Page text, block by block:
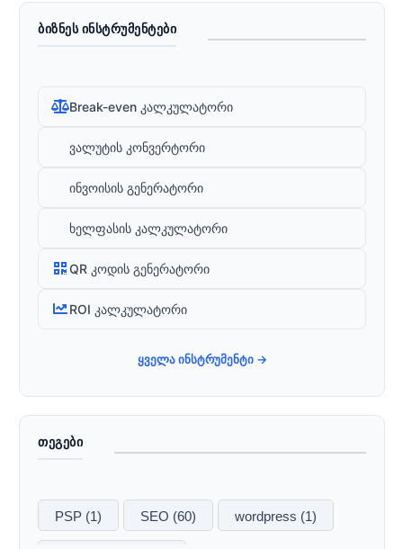
ᲑᲘᲖᲜᲔᲡ ᲘᲜᲡᲢᲠᲣᲛᲔᲜᲢᲔᲑᲘ
Break-even კალკულატორი
ვალუტის კონვერტორი
ინვოისის გენერატორი
ხელფასის კალკულატორი
QR კოდის გენერატორი
ROI კალკულატორი
ყველა ინსტრუმენტი →
ᲗᲔᲒᲔᲑᲘ
PSP (1) SEO (60) wordpress (1)